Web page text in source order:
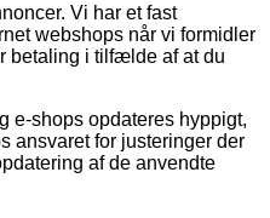
Vi har et fast
webshops når vi formidler
betaling i tilfælde af at du
e-shops opdateres hyppigt,
ansvaret for justeringer der
af de anvendte